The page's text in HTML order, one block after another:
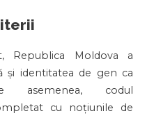
Republica Moldova a
și identitatea de gen ca
asemenea, codul
cu noțiunile de